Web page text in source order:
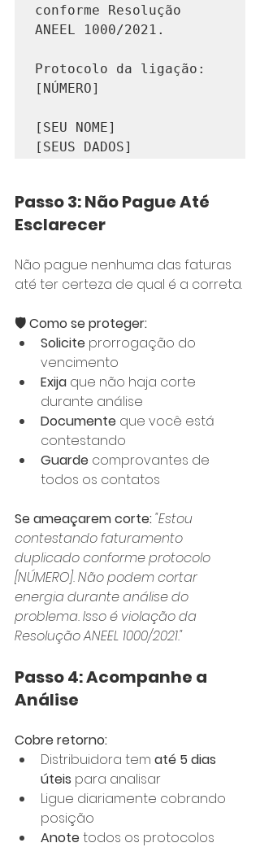
conforme Resolução
ANEEL 1000/2021.
Protocolo da ligação:
[NÚMERO]
[SEU NOME]
Passo 3: Não Pague Até
Esclarecer
Não pague nenhuma das faturas
até ter certeza de qual é a correta.
🛡️ Como se proteger:
Solicite prorrogação do
vencimento
Exija que não haja corte
durante análise
Documente que você está
contestando
Guarde comprovantes de
todos os contatos
Se ameaçarem corte:"Estou
contestando faturamento
duplicado conforme protocolo
[NÚMERO]. Não podem cortar
energia durante análise do
problema. Isso é violação da
Resolução ANEEL 1000/2021."
Passo 4: Acompanhe a
Análise
Cobre retorno:
Distribuidora tem até 5 dias
úteis para analisar
Ligue diariamente cobrando
posição
Anote todos os protocolos